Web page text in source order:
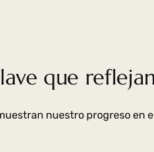
que
nuestro progreso en